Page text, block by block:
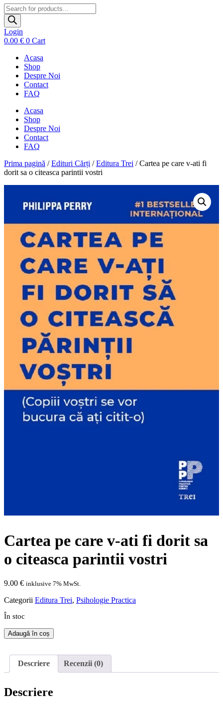
Products
search
Login
0.00 € 0 Cart
Acasa
Shop
Despre Noi
Contact
FAQ
Acasa
Shop
Despre Noi
Contact
FAQ
Prima pagină /Edituri Cărți /Editura Trei / Cartea pe care v-ati fi
dorit sa o citeasca parintii vostri
Cartea pe care v-ati fi dorit sa
o citeasca parintii vostri
9.00 € inklusive 7% MwSt.
Categorii Editura Trei, Psihologie Practica
În stoc
Cantitate
Cartea
dorit
Adaugă în coș
Descriere Recenzii (0)
Descriere